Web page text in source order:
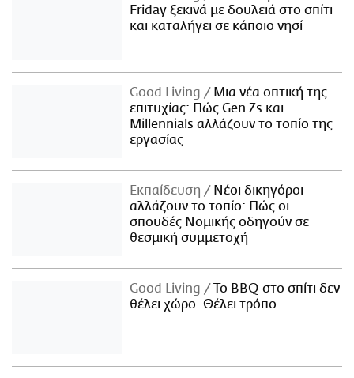
Friday ξεκινά με δουλειά στο σπίτι
και καταλήγει σε κάποιο νησί
Good Living
Μια νέα οπτική της
επιτυχίας: Πώς Gen Zs και
Millennials αλλάζουν το τοπίο της
εργασίας
Εκπαίδευση
Νέοι δικηγόροι
αλλάζουν το τοπίο: Πώς οι
σπουδές Νομικής οδηγούν σε
θεσμική συμμετοχή
Good Living
Το BBQ στο σπίτι δεν
θέλει χώρο. Θέλει τρόπο.